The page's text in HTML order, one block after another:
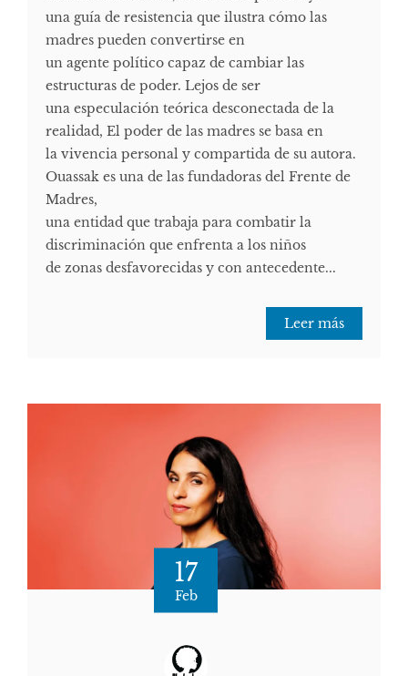
una guía de resistencia que ilustra cómo las
madres pueden convertirse en
un agente político capaz de cambiar las
estructuras de poder. Lejos de ser
una especulación teórica desconectada de la
realidad, El poder de las madres se basa en
la vivencia personal y compartida de su autora.
Ouassak es una de las fundadoras del Frente de
Madres,
una entidad que trabaja para combatir la
discriminación que enfrenta a los niños
de zonas desfavorecidas y con antecedente...
Leer más
17
Feb